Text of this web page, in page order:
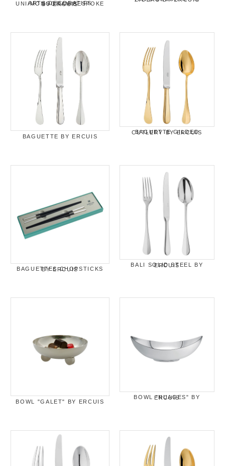
ARTS DECORATIFS UNI/MONOGRAM/BESPOKE BY ERCUIS
BAGUETTE BY ERCUIS
BAGUETTE GILDED CUTLERY BY ERCUIS
BAGUETTES CHOPSTICKS BY ERCUIS
BALI SOLID STEEL BY ERCUIS
BOWL "GALET" BY ERCUIS
BOWL "NUAGES" BY ERCUIS